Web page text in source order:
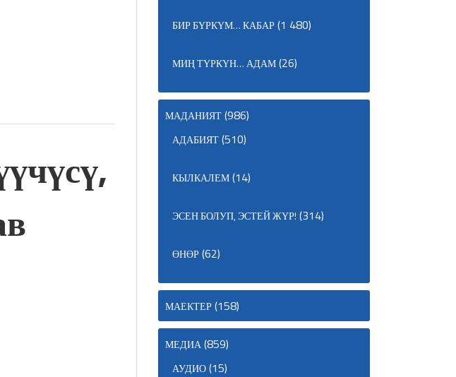
БИР БҮРКҮМ… КАБАР(1 480)
МИҢ ТҮРКҮН… АДАМ(26)
МАДАНИЯТ(986)
АДАБИЯТ(510)
КЫЛКАЛЕМ(14)
ЭСЕН БОЛУП, ЭСТЕЙ ЖҮР! (314)
ӨНӨР(62)
МАЕКТЕР(158)
МЕДИА(859)
АУДИО(15)